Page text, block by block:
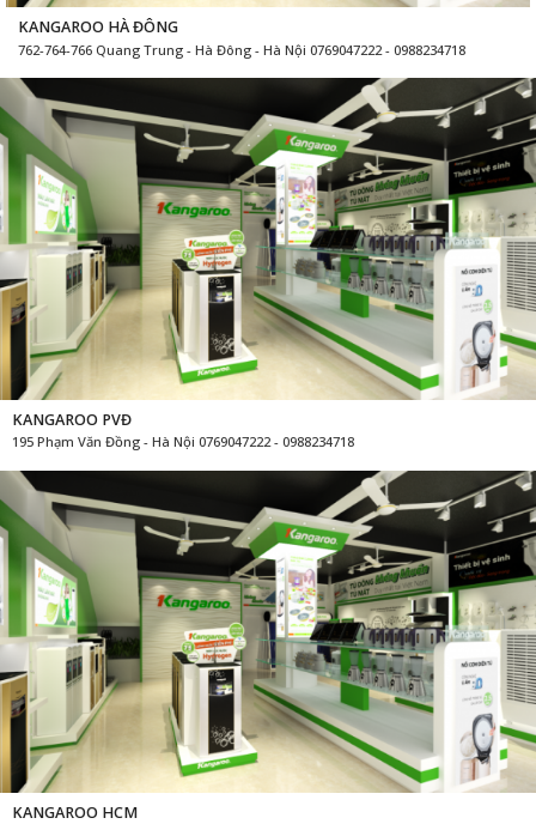
KANGAROO HÀ ĐÔNG
762-764-766 Quang Trung - Hà Đông - Hà Nội 0769047222 - 0988234718
KANGAROO PVĐ
195 Phạm Văn Đồng - Hà Nội 0769047222 - 0988234718
KANGAROO HCM